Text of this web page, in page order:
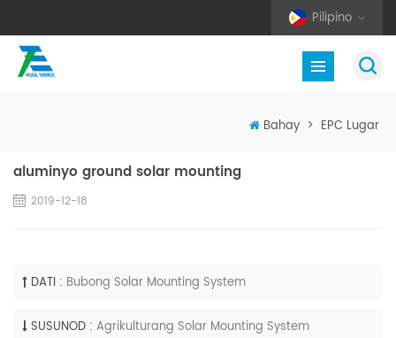
Pilipino
Bahay > EPC Lugar
aluminyo ground solar mounting
2019-12-18
DATI : Bubong Solar Mounting System
SUSUNOD : Agrikulturang Solar Mounting System